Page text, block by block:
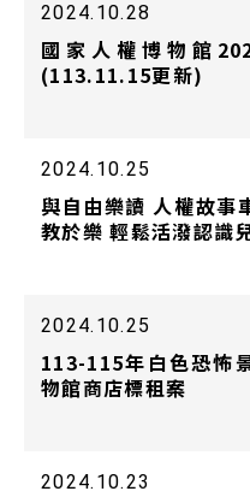
2024.10.28
國家人權博物館
(113.11.15更新)
2024.10.25
與自由樂讀 人權故事
教於樂 輕鬆活潑認識
2024.10.25
113-115年白色恐怖
物館商店標租案
2024.10.23